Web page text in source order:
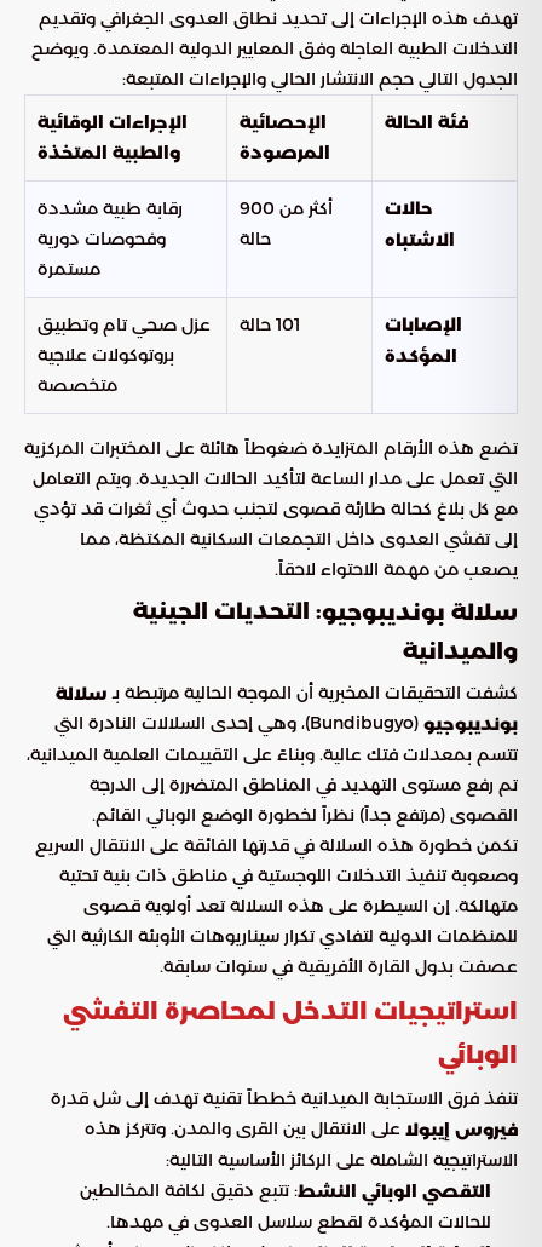
تهدف هذه الإجراءات إلى تحديد نطاق العدوى الجغرافي وتقديم
التدخلات الطبية العاجلة وفق المعايير الدولية المعتمدة. ويوضح
الجدول التالي حجم الانتشار الحالي والإجراءات المتبعة:
فئة الحالة
الإحصائية
المرصودة
الإجراءات الوقائية
والطبية المتخذة
حالات
الاشتباه
أكثر من 900
حالة
رقابة طبية مشددة
وفحوصات دورية
مستمرة
الإصابات
المؤكدة
101 حالة
عزل صحي تام وتطبيق
بروتوكولات علاجية
متخصصة
تضع هذه الأرقام المتزايدة ضغوطاً هائلة على المختبرات المركزية
التي تعمل على مدار الساعة لتأكيد الحالات الجديدة. ويتم التعامل
مع كل بلاغ كحالة طارئة قصوى لتجنب حدوث أي ثغرات قد تؤدي
إلى تفشي العدوى داخل التجمعات السكانية المكتظة، مما
يصعب من مهمة الاحتواء لاحقاً.
سلالة بونديبوجيو: التحديات الجينية
والميدانية
كشفت التحقيقات المخبرية أن الموجة الحالية مرتبطة بـ سلالة
بونديبوجيو
(Bundibugyo)، وهي إحدى السلالات النادرة التي
تتسم بمعدلات فتك عالية. وبناءً على التقييمات العلمية الميدانية،
تم رفع مستوى التهديد في المناطق المتضررة إلى الدرجة
القصوى (مرتفع جداً) نظراً لخطورة الوضع الوبائي القائم.
تكمن خطورة هذه السلالة في قدرتها الفائقة على الانتقال السريع
وصعوبة تنفيذ التدخلات اللوجستية في مناطق ذات بنية تحتية
متهالكة. إن السيطرة على هذه السلالة تعد أولوية قصوى
للمنظمات الدولية لتفادي تكرار سيناريوهات الأوبئة الكارثية التي
عصفت بدول القارة الأفريقية في سنوات سابقة.
استراتيجيات التدخل لمحاصرة التفشي
الوبائي
تنفذ فرق الاستجابة الميدانية خططاً تقنية تهدف إلى شل قدرة
فيروس إيبولا على الانتقال بين القرى والمدن. وتتركز هذه
الاستراتيجية الشاملة على الركائز الأساسية التالية:
التقصي الوبائي النشط: تتبع دقيق لكافة المخالطين
للحالات المؤكدة لقطع سلاسل العدوى في مهدها.